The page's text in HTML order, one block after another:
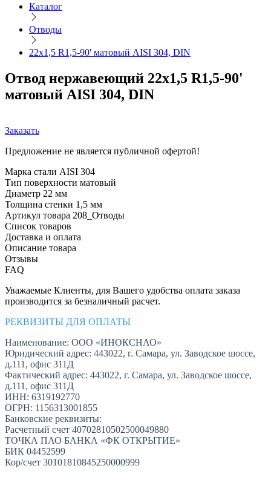
Каталог
Отводы
22х1,5 R1,5-90' матовый AISI 304, DIN
Отвод нержавеющий 22х1,5 R1,5-90'
матовый AISI 304, DIN
Заказать
Предложение не является публичной офертой!
Марка стали AISI 304
Тип поверхности матовый
Диаметр 22 мм
Толщина стенки 1,5 мм
Артикул товара 208_Отводы
Список товаров
Доставка и оплата
Описание товара
Отзывы
FAQ
Уважаемые Клиенты, для Вашего удобства оплата заказа
производится за безналичный расчет.
РЕКВИЗИТЫ ДЛЯ ОПЛАТЫ
Наименование: ООО «ИНОКСНАО»
Юридический адрес: 443022, г. Самара, ул. Заводское шоссе,
д.111, офис 311Д
Фактический адрес: 443022, г. Самара, ул. Заводское шоссе,
д.111, офис 311Д
ИНН: 6319192770
ОГРН: 1156313001855
Банковские реквизиты:
Расчетный счет 40702810502500049880
ТОЧКА ПАО БАНКА «ФК ОТКРЫТИЕ»
БИК 04452599
Кор/счет 30101810845250000999